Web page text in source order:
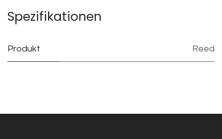
Spezifikationen
Produkt Reed